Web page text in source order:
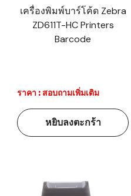
เครื่องพิมพ์บาร์โค้ด Zebra
ZD611T-HC Printers
Barcode
ราคา : สอบถามเพิ่มเติม
หยิบลงตะกร้า